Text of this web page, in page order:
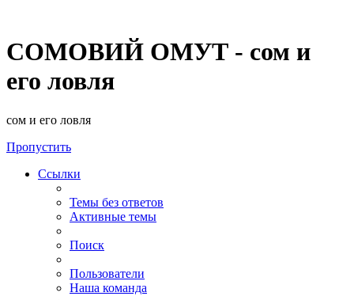
СОМОВИЙ ОМУТ - сом и
его ловля
сом и его ловля
Пропустить
Ссылки
Темы без ответов
Активные темы
Поиск
Пользователи
Наша команда